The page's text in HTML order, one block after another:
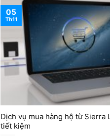
Dịch vụ mua hàng hộ từ Sierra
tiết kiệm
05
Th11